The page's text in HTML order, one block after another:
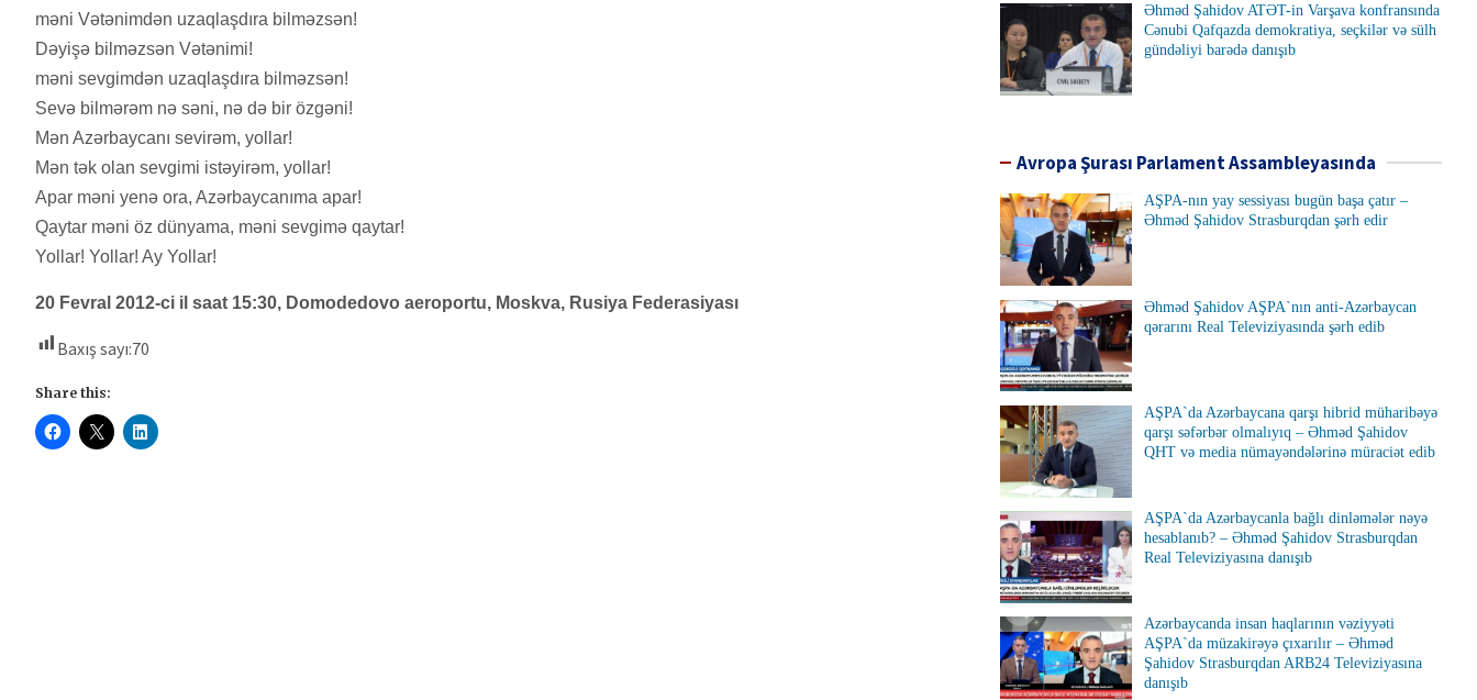
məni Vətənimdən uzaqlaşdıra bilməzsən!
Dəyişə bilməzsən Vətənimi!
məni sevgimdən uzaqlaşdıra bilməzsən!
Sevə bilmərəm nə səni, nə də bir özgəni!
Mən Azərbaycanı sevirəm, yollar!
Mən tək olan sevgimi istəyirəm, yollar!
Apar məni yenə ora, Azərbaycanıma apar!
Qaytar məni öz dünyama, məni sevgimə qaytar!
Yollar! Yollar! Ay Yollar!
20 Fevral 2012-ci il saat 15:30, Domodedovo aeroportu, Moskva, Rusiya Federasiyası
Baxış sayı:70
Share this:
Əhməd Şahidov ATƏT-in Varşava konfransında
Cənubi Qafqazda demokratiya, seçkilər və sülh
gündəliyi barədə danışıb
Avropa Şurası Parlament Assambleyasında
AŞPA-nın yay sessiyası bugün başa çatır –
Əhməd Şahidov Strasburqdan şərh edir
Əhməd Şahidov AŞPA`nın anti-Azərbaycan
qərarını Real Televiziyasında şərh edib
AŞPA`da Azərbaycana qarşı hibrid müharibəyə
qarşı səfərbər olmalıyıq – Əhməd Şahidov
QHT və media nümayəndələrinə müraciət edib
AŞPA`da Azərbaycanla bağlı dinləmələr nəyə
hesablanıb? – Əhməd Şahidov Strasburqdan
Real Televiziyasına danışıb
Azərbaycanda insan haqlarının vəziyyəti
AŞPA`da müzakirəyə çıxarılır – Əhməd
Şahidov Strasburqdan ARB24 Televiziyasına
danışıb